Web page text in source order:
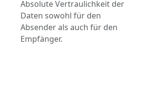
Absolute Vertraulichkeit der
Daten sowohl für den
Absender als auch für den
Empfänger.